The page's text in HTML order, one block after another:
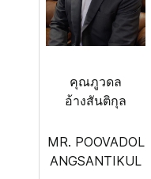
คุณภูวดล
อ้างสันติกุล
MR. POOVADOL
ANGSANTIKUL